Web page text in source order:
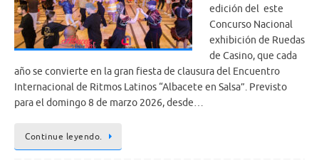
edición del este
Concurso Nacional
exhibición de Ruedas
de Casino, que cada
año se convierte en la gran fiesta de clausura del Encuentro
Internacional de Ritmos Latinos “Albacete en Salsa”. Previsto
para el domingo 8 de marzo 2026, desde…
Continue leyendo.